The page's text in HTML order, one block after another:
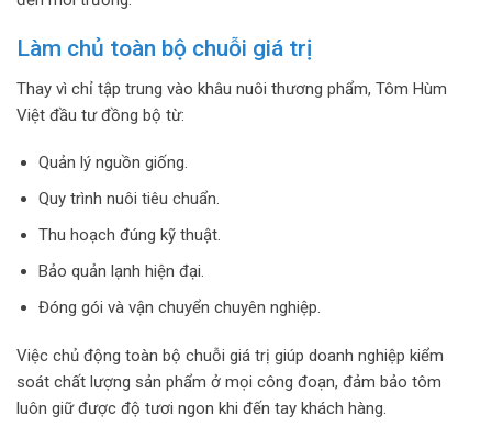
Làm chủ toàn bộ chuỗi giá trị
Thay vì chỉ tập trung vào khâu nuôi thương phẩm, Tôm Hùm
Việt đầu tư đồng bộ từ:
Quản lý nguồn giống.
Quy trình nuôi tiêu chuẩn.
Thu hoạch đúng kỹ thuật.
Bảo quản lạnh hiện đại.
Đóng gói và vận chuyển chuyên nghiệp.
Việc chủ động toàn bộ chuỗi giá trị giúp doanh nghiệp kiểm
soát chất lượng sản phẩm ở mọi công đoạn, đảm bảo tôm
luôn giữ được độ tươi ngon khi đến tay khách hàng.